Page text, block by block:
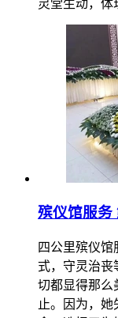
灵堂生动，体
殡仪馆服务
四公里殡仪
式，守灵治丧
切都显得那么
止。因为，